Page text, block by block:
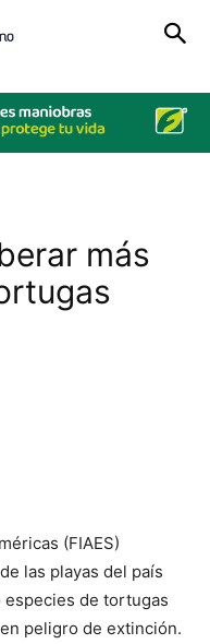
más
(FIAES)
las playas del país
especies de tortugas
peligro de extinción.